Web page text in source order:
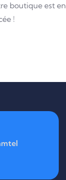
boutique est en
!